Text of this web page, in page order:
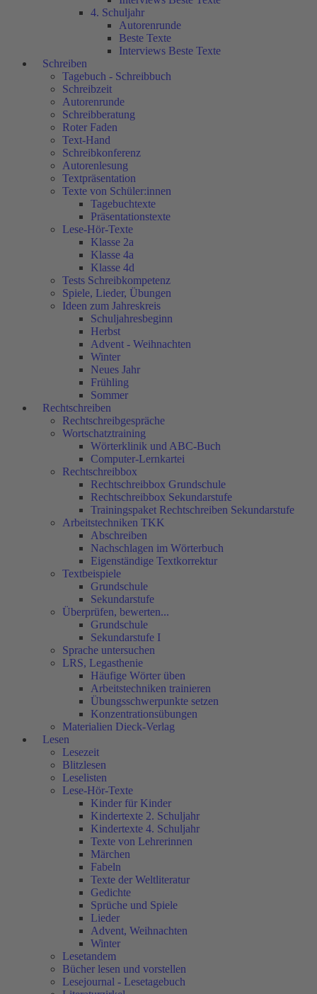
4. Schuljahr
Autorenrunde
Beste Texte
Interviews Beste Texte
Schreiben
Tagebuch - Schreibbuch
Schreibzeit
Autorenrunde
Schreibberatung
Roter Faden
Text-Hand
Schreibkonferenz
Autorenlesung
Textpräsentation
Texte von Schüler:innen
Tagebuchtexte
Präsentationstexte
Lese-Hör-Texte
Klasse 2a
Klasse 4a
Klasse 4d
Tests Schreibkompetenz
Spiele, Lieder, Übungen
Ideen zum Jahreskreis
Schuljahresbeginn
Herbst
Advent - Weihnachten
Winter
Neues Jahr
Frühling
Sommer
Rechtschreiben
Rechtschreibgespräche
Wortschatztraining
Wörterklinik und ABC-Buch
Computer-Lernkartei
Rechtschreibbox
Rechtschreibbox Grundschule
Rechtschreibbox Sekundarstufe
Trainingspaket Rechtschreiben Sekundarstufe
Arbeitstechniken TKK
Abschreiben
Nachschlagen im Wörterbuch
Eigenständige Textkorrektur
Textbeispiele
Grundschule
Sekundarstufe
Überprüfen, bewerten...
Grundschule
Sekundarstufe I
Sprache untersuchen
LRS, Legasthenie
Häufige Wörter üben
Arbeitstechniken trainieren
Übungsschwerpunkte setzen
Konzentrationsübungen
Materialien Dieck-Verlag
Lesen
Lesezeit
Blitzlesen
Leselisten
Lese-Hör-Texte
Kinder für Kinder
Kindertexte 2. Schuljahr
Kindertexte 4. Schuljahr
Texte von Lehrerinnen
Märchen
Fabeln
Texte der Weltliteratur
Gedichte
Sprüche und Spiele
Lieder
Advent, Weihnachten
Winter
Lesetandem
Bücher lesen und vorstellen
Lesejournal - Lesetagebuch